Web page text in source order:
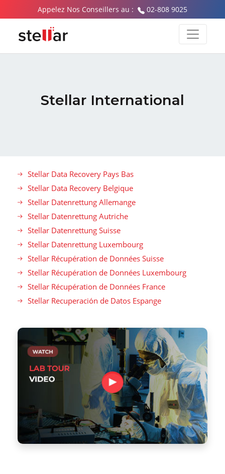
Appelez Nos Conseillers au : 02-808 9025
Stellar International
Stellar Data Recovery Pays Bas
Stellar Data Recovery Belgique
Stellar Datenrettung Allemange
Stellar Datenrettung Autriche
Stellar Datenrettung Suisse
Stellar Datenrettung Luxembourg
Stellar Récupération de Données Suisse
Stellar Récupération de Données Luxembourg
Stellar Récupération de Données France
Stellar Recuperación de Datos Espange